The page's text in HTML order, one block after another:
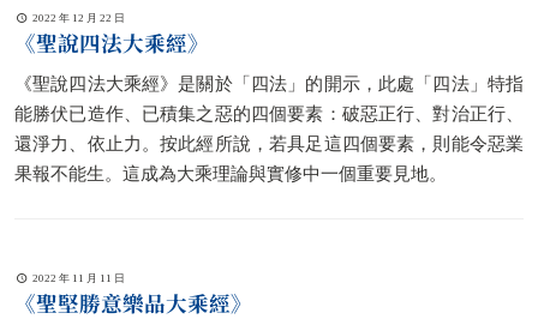
2022 年 12 月 22 日
《聖說四法大乘經》
《聖說四法大乘經》是關於「四法」的開示，此處「四法」特指
能勝伏已造作、已積集之惡的四個要素：破惡正行、對治正行、
還淨力、依止力。按此經所說，若具足這四個要素，則能令惡業
果報不能生。這成為大乘理論與實修中一個重要見地。
2022 年 11 月 11 日
《聖堅勝意樂品大乘經》